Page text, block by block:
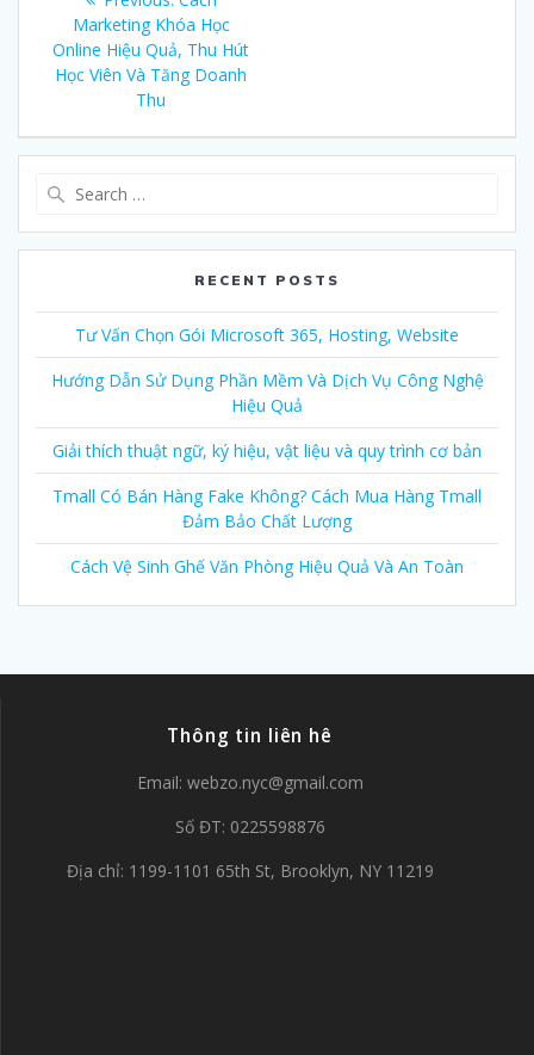
navigation
post:
Marketing Khóa Học
Online Hiệu Quả, Thu Hút
Học Viên Và Tăng Doanh
Thu
RECENT POSTS
Tư Vấn Chọn Gói Microsoft 365, Hosting, Website
Hướng Dẫn Sử Dụng Phần Mềm Và Dịch Vụ Công Nghệ
Hiệu Quả
Giải thích thuật ngữ, ký hiệu, vật liệu và quy trình cơ bản
Tmall Có Bán Hàng Fake Không? Cách Mua Hàng Tmall
Đảm Bảo Chất Lượng
Cách Vệ Sinh Ghế Văn Phòng Hiệu Quả Và An Toàn
Thông tin liên hê
Email: webzo.nyc@gmail.com
Số ĐT: 0225598876
Địa chỉ: 1199-1101 65th St, Brooklyn, NY 11219